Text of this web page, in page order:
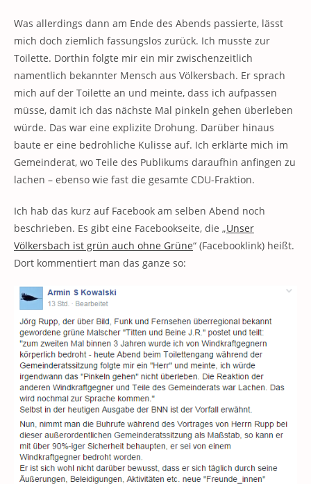
Was allerdings dann am Ende des Abends passierte, lässt
mich doch ziemlich fassungslos zurück. Ich musste zur
Toilette. Dorthin folgte mir ein mir zwischenzeitlich
namentlich bekannter Mensch aus Völkersbach. Er sprach
mich auf der Toilette an und meinte, dass ich aufpassen
müsse, damit ich das nächste Mal pinkeln gehen überleben
würde. Das war eine explizite Drohung. Darüber hinaus
baute er eine bedrohliche Kulisse auf. Ich erklärte mich im
Gemeinderat, wo Teile des Publikums daraufhin anfingen zu
lachen – ebenso wie fast die gesamte CDU-Fraktion.
Ich hab das kurz auf Facebook am selben Abend noch
beschrieben. Es gibt eine Facebookseite, die „Unser
Völkersbach ist grün auch ohne Grüne“ (Facebooklink) heißt.
Dort kommentiert man das ganze so: